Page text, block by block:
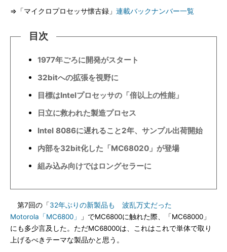
⇒「マイクロプロセッサ懐古録」 連載バックナンバー一覧
目次
1977年ごろに開発がスタート
32bitへの拡張を視野に
目標はIntelプロセッサの「倍以上の性能」
日立に救われた製造プロセス
Intel 8086に遅れること2年、サンプル出荷開始
内部を32bit化した「MC68020」が登場
組み込み向けではロングセラーに
第7回の「32年ぶりの新製品も 波乱万丈だった
Motorola「MC6800」
」でMC6800に触れた際、「MC68000」
にも多少言及した。ただMC68000は、これはこれで単体で取り
上げるべきテーマな製品かと思う。